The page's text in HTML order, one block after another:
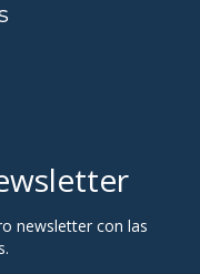
newsletter con las